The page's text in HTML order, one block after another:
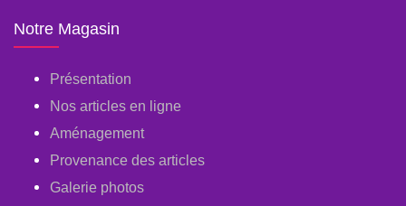
Notre Magasin
Présentation
Nos articles en ligne
Aménagement
Provenance des articles
Galerie photos